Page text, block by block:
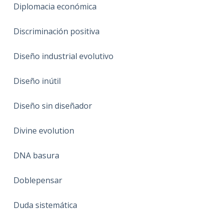
Diplomacia económica
Discriminación positiva
Diseño industrial evolutivo
Diseño inútil
Diseño sin diseñador
Divine evolution
DNA basura
Doblepensar
Duda sistemática